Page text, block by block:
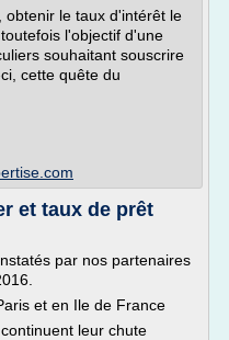
obtenir le taux d'intérêt le
l'objectif d'une
souhaitant souscrire
cette quête du
et taux de prêt
par nos partenaires
et en Ile de France
leur chute